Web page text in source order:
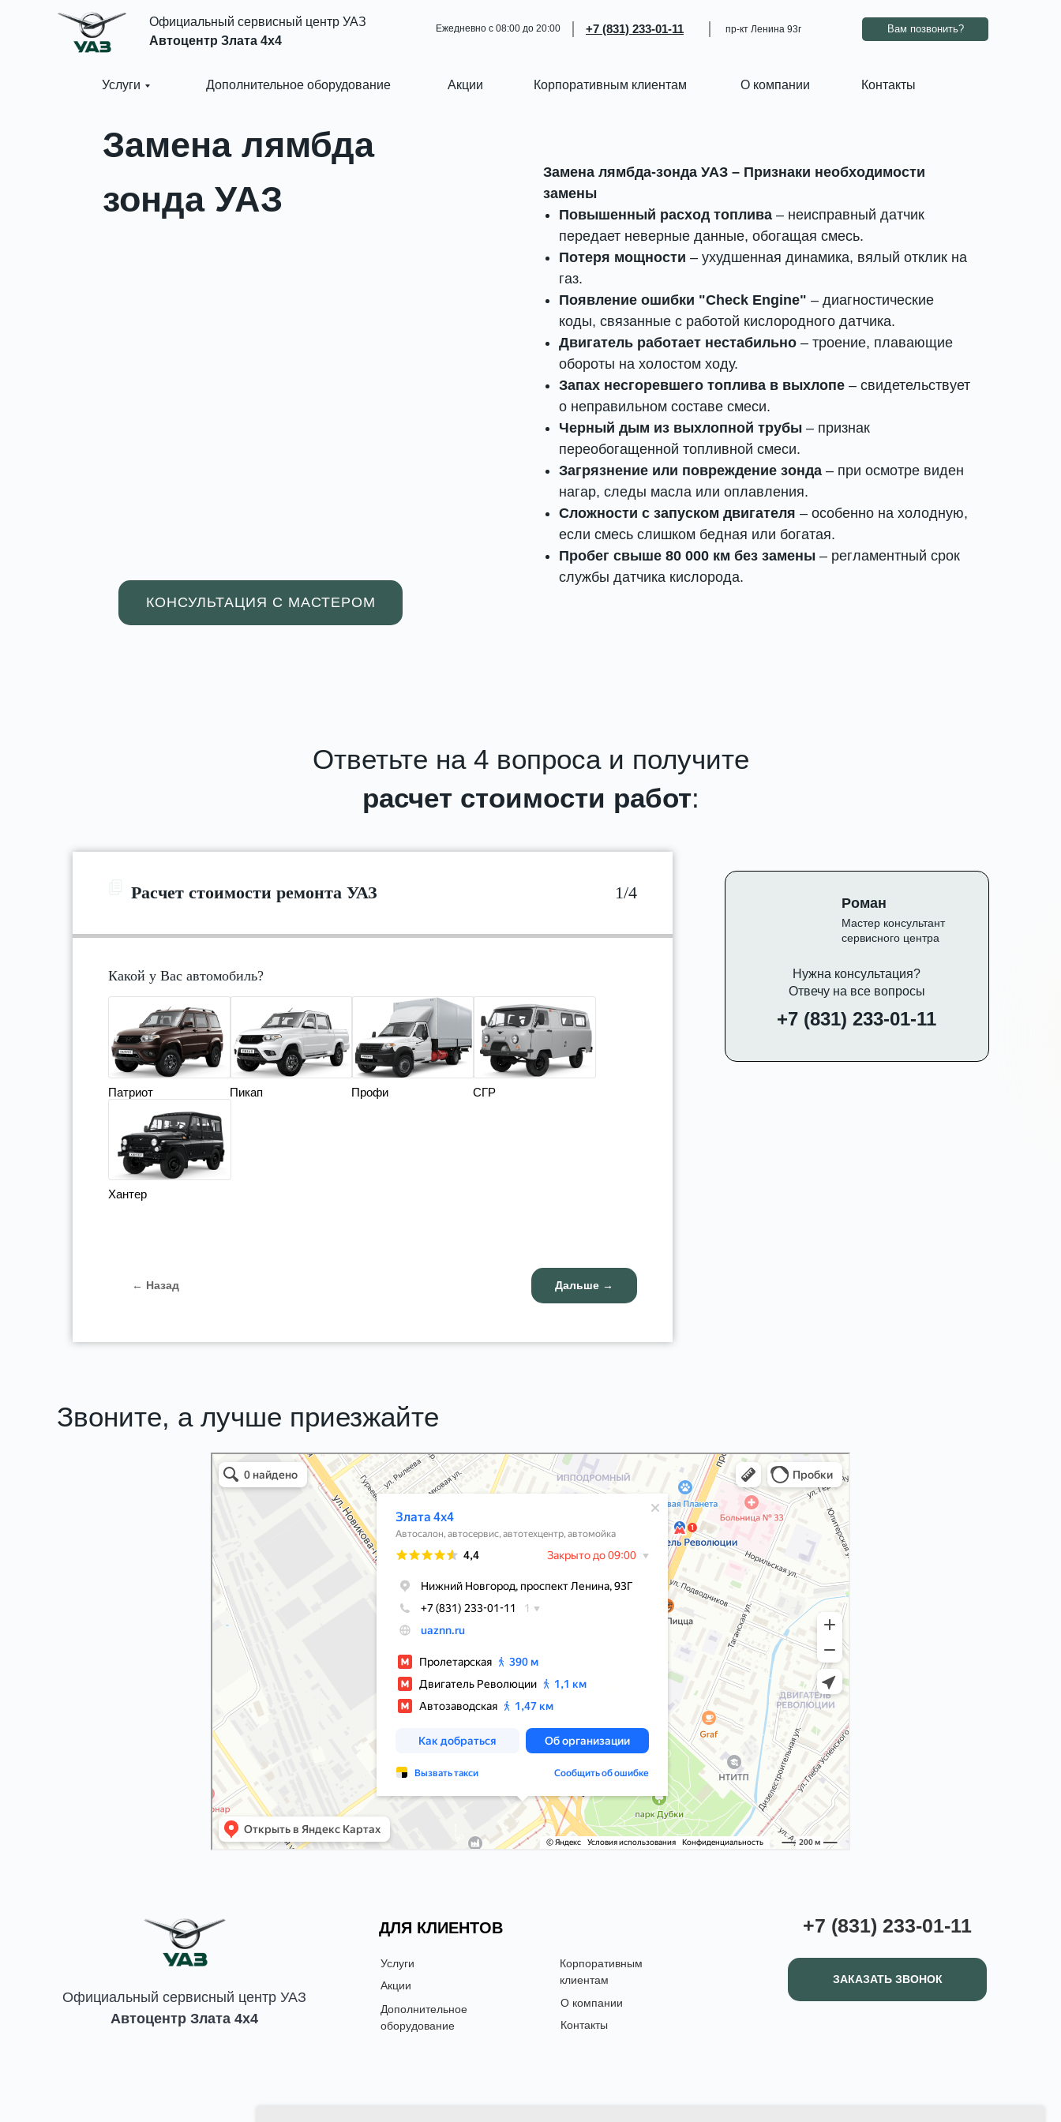
Акции
+7 (831) 233-01-11 пр-кт Ленина 93г
О компании
Вам позвонить?
Официальный сервисный центр УАЗ
Автоцентр Злата 4x4
Контакты
Корпоративным клиентам
Дополнительное оборудование
Ежедневно с 08:00 до 20:00
Услуги
Замена лямбда
зонда УАЗ
Замена лямбда-зонда УАЗ – Признаки необходимости
замены
Повышенный расход топлива – неисправный датчик
передает неверные данные, обогащая смесь.
Потеря мощности – ухудшенная динамика, вялый отклик на
газ.
Появление ошибки "Check Engine" – диагностические
коды, связанные с работой кислородного датчика.
Двигатель работает нестабильно – троение, плавающие
обороты на холостом ходу.
Запах несгоревшего топлива в выхлопе – свидетельствует
о неправильном составе смеси.
Черный дым из выхлопной трубы – признак
переобогащенной топливной смеси.
Загрязнение или повреждение зонда – при осмотре виден
нагар, следы масла или оплавления.
Сложности с запуском двигателя – особенно на холодную,
если смесь слишком бедная или богатая.
Пробег свыше 80 000 км без замены – регламентный срок
службы датчика кислорода.
КОНСУЛЬТАЦИЯ С МАСТЕРОМ
Нужна консультация?
Отвечу на все вопросы
+7 (831) 233-01-11
Ответьте на 4 вопроса и получите
расчет стоимости работ:
Роман
Мастер консультант
сервисного центра
Расчет стоимости ремонта УАЗ 1/4
Какой у Вас автомобиль?
Патриот Пикап Профи СГР
Хантер
← Назад Дальше →
Звоните, а лучше приезжайте
Автосалон в Нижнем Новгороде
Автосервис, автотехцентр в Нижнем Новгороде
УСЛУГИ
ДЛЯ КЛИЕНТОВ
Официальный сервисный центр УАЗ
Автоцентр Злата 4x4
+7 (831) 233-01-11
Услуги
Акции
Дополнительное
оборудование
Корпоративным
клиентам
ЗАКАЗАТЬ ЗВОНОК
О компании
Контакты